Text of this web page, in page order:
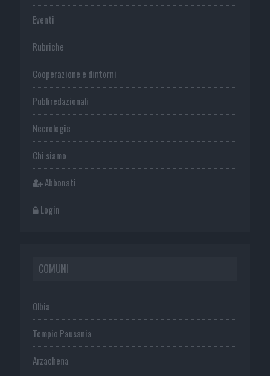
Eventi
Rubriche
Cooperazione e dintorni
Publiredazionali
Necrologie
Chi siamo
Abbonati
Login
COMUNI
Olbia
Tempio Pausania
Arzachena